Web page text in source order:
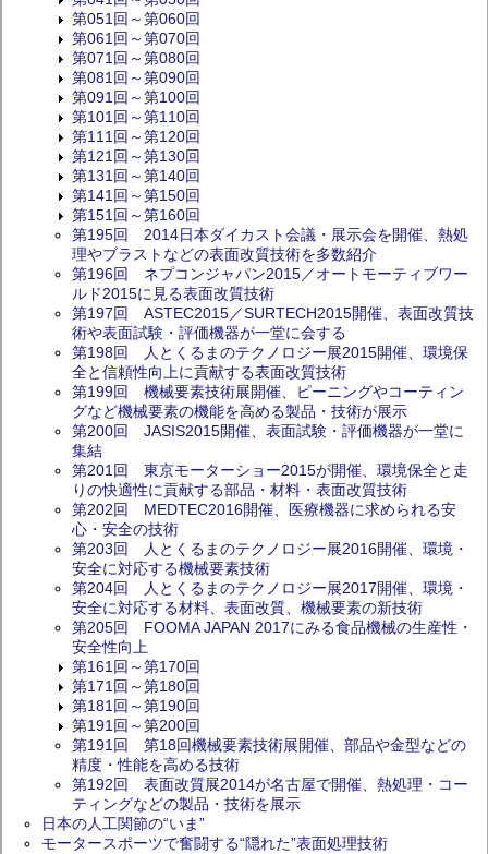
第051回～第060回
第061回～第070回
第071回～第080回
第081回～第090回
第091回～第100回
第101回～第110回
第111回～第120回
第121回～第130回
第131回～第140回
第141回～第150回
第151回～第160回
第195回 2014日本ダイカスト会議・展示会を開催、熱処
理やブラストなどの表面改質技術を多数紹介
第196回 ネプコンジャパン2015／オートモーティブワー
ルド2015に見る表面改質技術
第197回 ASTEC2015／SURTECH2015開催、表面改質技
術や表面試験・評価機器が一堂に会する
第198回 人とくるまのテクノロジー展2015開催、環境保
全と信頼性向上に貢献する表面改質技術
第199回 機械要素技術展開催、ピーニングやコーティン
グなど機械要素の機能を高める製品・技術が展示
第200回 JASIS2015開催、表面試験・評価機器が一堂に
集結
第201回 東京モーターショー2015が開催、環境保全と走
りの快適性に貢献する部品・材料・表面改質技術
第202回 MEDTEC2016開催、医療機器に求められる安
心・安全の技術
第203回 人とくるまのテクノロジー展2016開催、環境・
安全に対応する機械要素技術
第204回 人とくるまのテクノロジー展2017開催、環境・
安全に対応する材料、表面改質、機械要素の新技術
第205回 FOOMA JAPAN 2017にみる食品機械の生産性・
安全性向上
第161回～第170回
第171回～第180回
第181回～第190回
第191回～第200回
第191回 第18回機械要素技術展開催、部品や金型などの
精度・性能を高める技術
第192回 表面改質展2014が名古屋で開催、熱処理・コー
ティングなどの製品・技術を展示
日本の人工関節の“いま”
モータースポーツで奮闘する“隠れた”表面処理技術